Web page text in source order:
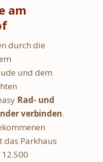
am
durch die
und dem
Rad- und
verbinden.
das Parkhaus